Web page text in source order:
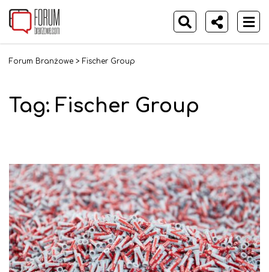
Forum Branżowe > Fischer Group
Tag: Fischer Group